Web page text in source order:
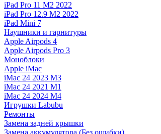
iPad Pro 11 M2 2022
iPad Pro 12.9 M2 2022
iPad Mini 7
Наушники и гарнитуры
Apple Airpods 4
Apple Airpods Pro 3
Моноблоки
Apple iMac
iMac 24 2023 M3
iMac 24 2021 M1
iMac 24 2024 M4
Игрушки Labubu
Ремонты
Замена задней крышки
Замена аккумулятора (Без ошибки)